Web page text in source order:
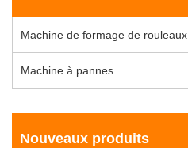
Machine de formage de rouleaux
Machine à pannes
Nouveaux produits